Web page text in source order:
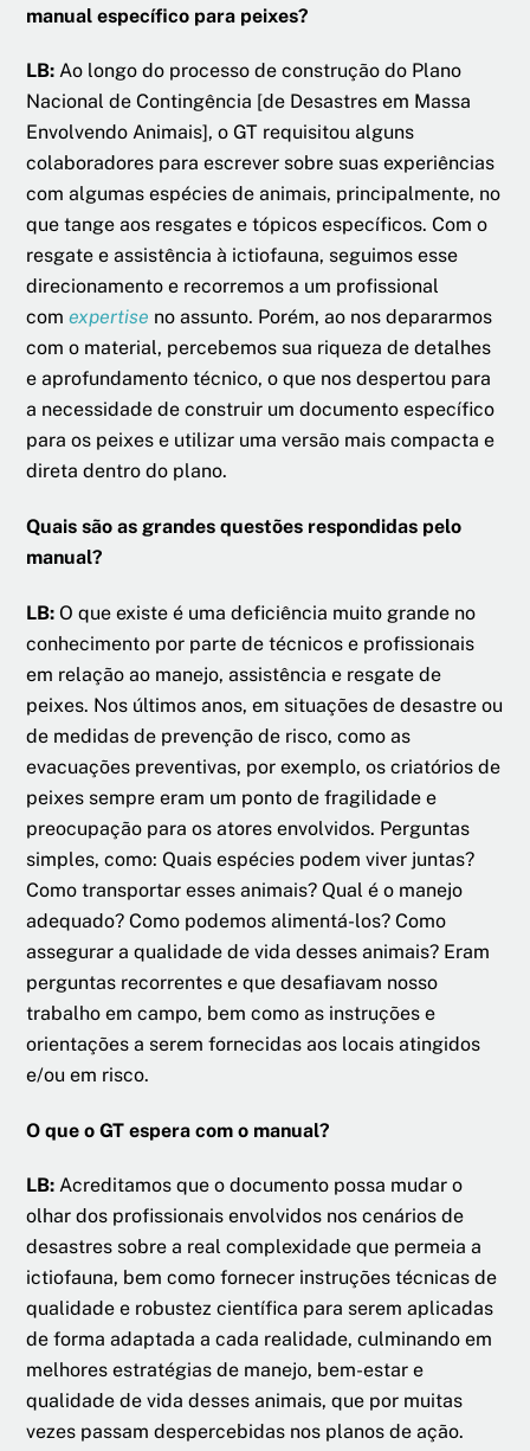
manual específico para peixes?
LB: Ao longo do processo de construção do Plano
Nacional de Contingência [de Desastres em Massa
Envolvendo Animais], o GT requisitou alguns
colaboradores para escrever sobre suas experiências
com algumas espécies de animais, principalmente, no
que tange aos resgates e tópicos específicos. Com o
resgate e assistência à ictiofauna, seguimos esse
direcionamento e recorremos a um profissional
comexpertise no assunto. Porém, ao nos depararmos
com o material, percebemos sua riqueza de detalhes
e aprofundamento técnico, o que nos despertou para
a necessidade de construir um documento específico
para os peixes e utilizar uma versão mais compacta e
direta dentro do plano.
Quais são as grandes questões respondidas pelo
manual?
LB: O que existe é uma deficiência muito grande no
conhecimento por parte de técnicos e profissionais
em relação ao manejo, assistência e resgate de
peixes. Nos últimos anos, em situações de desastre ou
de medidas de prevenção de risco, como as
evacuações preventivas, por exemplo, os criatórios de
peixes sempre eram um ponto de fragilidade e
preocupação para os atores envolvidos. Perguntas
simples, como: Quais espécies podem viver juntas?
Como transportar esses animais? Qual é o manejo
adequado? Como podemos alimentá-los? Como
assegurar a qualidade de vida desses animais? Eram
perguntas recorrentes e que desafiavam nosso
trabalho em campo, bem como as instruções e
orientações a serem fornecidas aos locais atingidos
e/ou em risco.
O que o GT espera com o manual?
LB: Acreditamos que o documento possa mudar o
olhar dos profissionais envolvidos nos cenários de
desastres sobre a real complexidade que permeia a
ictiofauna, bem como fornecer instruções técnicas de
qualidade e robustez científica para serem aplicadas
de forma adaptada a cada realidade, culminando em
melhores estratégias de manejo, bem-estar e
qualidade de vida desses animais, que por muitas
vezes passam despercebidas nos planos de ação.